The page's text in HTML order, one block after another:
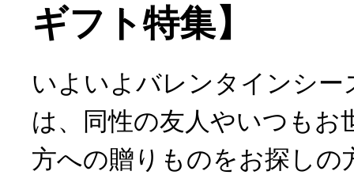
ギフト特集】
いよいよバレンタインシー
は、同性の友人やいつもお
方への贈りものをお探しの